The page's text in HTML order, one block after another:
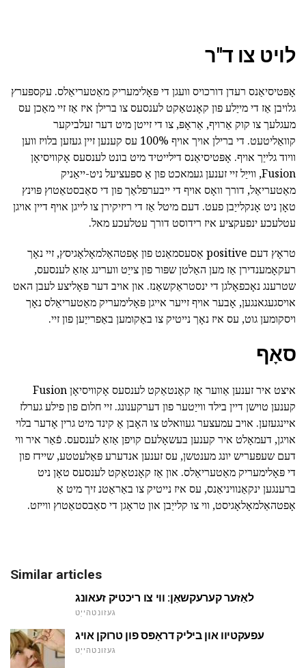
לויט צו ד"ר
אָפּטיסיאַנס רעדן דורכויס וועגן די פּאָלימעריק מאַטעריאַלס. עקספּערץ
גלויבן אַז די מייַלע פון קאָנטאַקט לענסעס צו ברילן איז אַז זיי מאַכן עס
מעגלעך צו קוק אַרויף, אַראָפּ, צו די זייטן מיט דער זעלביקער
קוואַליטעט. די ברילן אויך אויף 100% עס קענען זיין געזען בלויז ווען
וויוד גלייַך אויף. אָפּטיסיאַנס דילייטיד מיט בונט לענסעס אָקוויסיאָן
Fusion, ווייַל זיי זענען געמאכט פון אַ ספּעציעל ניט-ייאַניק
מאַטעריאַל, דורך וואָס אויף די ייבערפלאַך פון די סאַבסטאַטוץ פּוינץ
טאָן ניט אָנקלייַבן פעט. דעם מיטל אַז די ריזיקירן צו לייגן אויף דיין אויגן
עטלעכע ינפעקציע איז רידוסט דורך עטלעכע מאל.
טראָץ דעם positive אַסעסמאַנט פון אָפטהאַלמאָלאָגיסץ, זיי נאָך
רעקאָמענדירן אַז מען האַלטן שפּור פון צייַט ווערינג אַזאַ לענסעס,
שטרענג נאָכפאָלגן די ינסטראַקשאַנז. און אויב דער פּאָליצע לעבן האט
אויסגעגאנגען, אָבער אויף זייער אייגן פּאָלימעריק מאַטעריאַלס נאָך
ויסקומען גוט, עס איז נאָך נייטיק צו באַקומען באַפרייַען פון זיי.
סאָף
איצט איר זענען אַווער אַז קאָנטאַקט לענסעס אָקוויסיאָן Fusion
קענען טוישן דיין בילד ווייַטער פון דערקענונג. זיי חלום פון פילע גערלז
איינגעזען. אויב עמעצער געוואלט צו האָבן אַ קינד מיט גרין אָדער בלוי
אויגן, דעמאָלט איר קענען בעשאָלעם קויפן אַזאַ לענסעס. פֿאַר איר ווי
דעם שעפעריש יונג מענטשן, עס זענען אנדערע פּאַלעטטע, שיידז פון
די פּאָלימעריק מאַטעריאַלס. און אַז קאָנטאַקט לענסעס טאָן ניט
ברענגען ינקאַנוויניאַנס, עס איז נייטיק צו באַראַטנ זיך מיט אַ
אָפטהאַלמאָלאָגיסט, ווי צו קלייַבן און טראָגן די סאַבסטאַטוץ ווייזט.
Similar articles
לאַזער קערעקשאַן: ווי צו ריכטיק זעאונג
געזונטהייַט
עפעקטיוו און ביליק דראָפּס פון טרוקן אויג
געזונטהייַט